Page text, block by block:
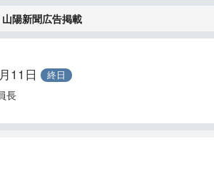
山陽新聞広告掲載
11日 終日
長